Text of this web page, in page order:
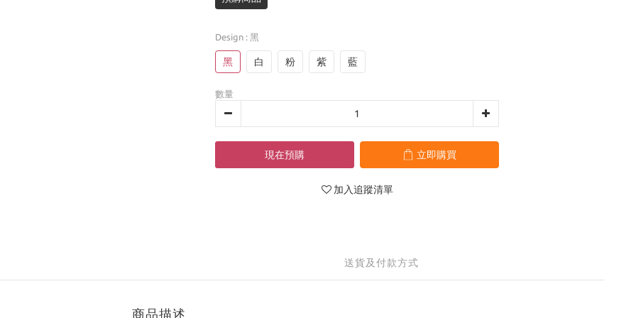
Design : 黑
黑 白 粉 紫 藍
數量
現在預購 立即購買
加入追蹤清單
送貨及付款方式
商品描述